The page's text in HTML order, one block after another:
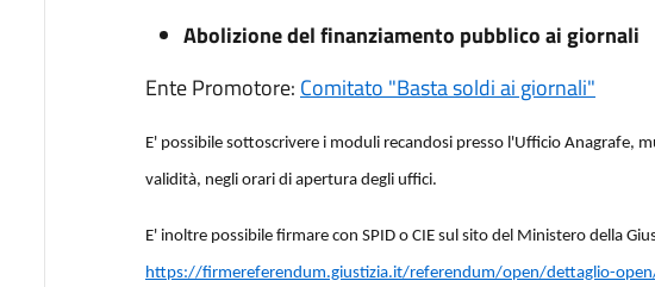
Abolizione del finanziamento pubblico ai giornali
Ente Promotore: Comitato "Basta soldi ai giornali"
E' possibile sottoscrivere i moduli recandosi presso l'Ufficio Anagrafe,
validità, negli orari di apertura degli uffici.
E' inoltre possibile firmare con SPID o CIE sul sito del Ministero della
https://firmereferendum.giustizia.it/referendum/open/dettaglio-